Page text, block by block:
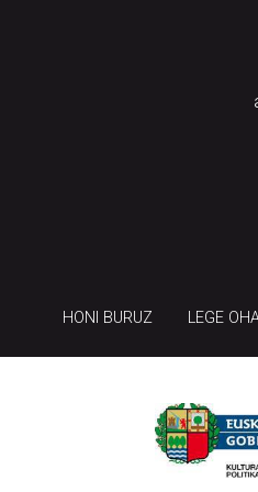
HONI BURUZ LEGE